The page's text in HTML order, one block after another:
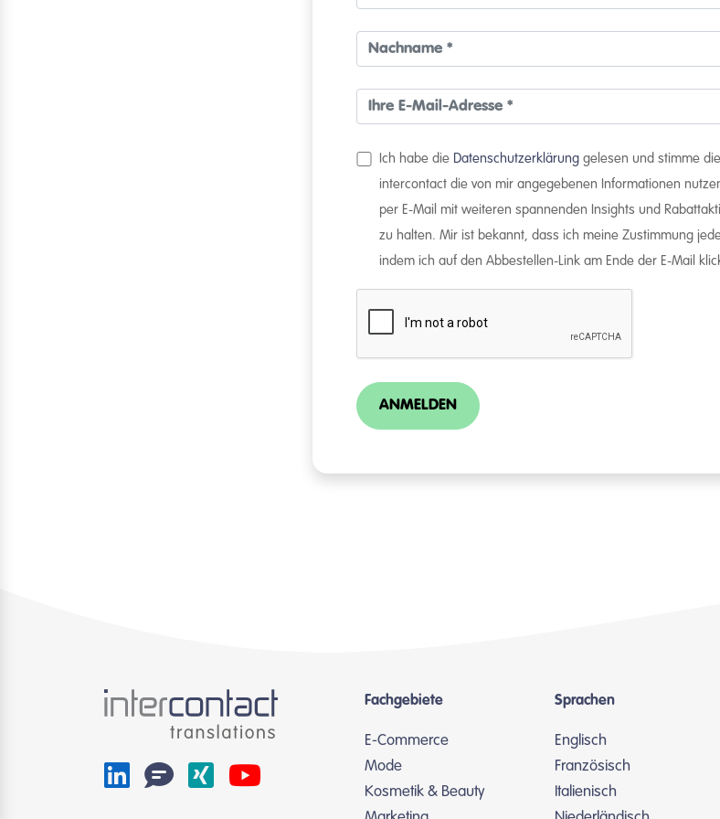
Ich habe die Datenschutzerklärung gelesen und stimme
intercontact die von mir angegebenen Informationen
per E-Mail mit weiteren spannenden Insights und
zu halten. Mir ist bekannt, dass ich meine Zustimmung
indem ich auf den Abbestellen-Link am Ende der E-Mail
ANMELDEN
Fachgebiete
E-Commerce
Mode
Kosmetik & Beauty
Sprachen
Englisch
Französisch
Italienisch